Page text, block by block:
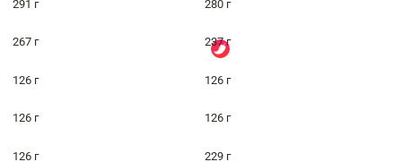
291 г 280 г
267 г 237 г
126 г 126 г
126 г 126 г
126 г 229 г